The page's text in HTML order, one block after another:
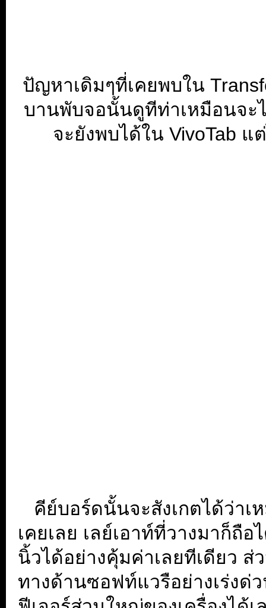
ปัญหาเดิมๆที่เคยพบใน
บานพับจอนั้นดูทีท่าเหมือนจะ
จะยังพบได้ใน VivoTab แ
คีย์บอร์ดนั้นจะสังเกตได้ว่า
เคยเลย เลย์เอาท์ที่วางมาก็ถื
นิ้วได้อย่างคุ้มค่าเลยทีเดียว
ทางด้านซอฟท์แวรือย่างเร่งด่